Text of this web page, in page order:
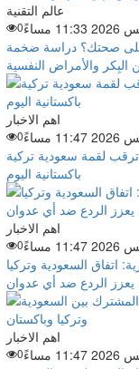
عالم التقنية
0
على صحتك؟ دراسة ضخمة
البِكر والأمراض النفسية
اهم الاخبار
0
لقمة سعودية تركية
باكستانية اليوم
اهم الاخبار
0
اتفاق السعودية وتركيا
يعزز الردع ضد أي عدوان
اهم الاخبار
0